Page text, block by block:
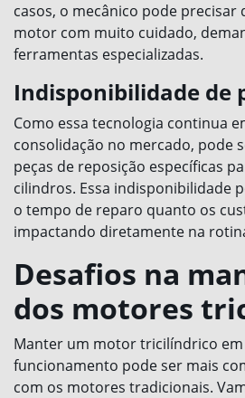
casos, o mecânico pode
motor com muito cuidado,
ferramentas especializadas.
Indisponibilidade de
Como essa tecnologia continua
consolidação no mercado, pode
peças de reposição específicas
cilindros. Essa indisponibilidade
o tempo de reparo quanto os
impactando diretamente na
Desafios na
dos motores
Manter um motor tricilíndrico
funcionamento pode ser mais
com os motores tradicionais.